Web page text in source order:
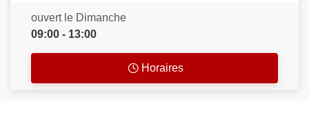
ouvert le Dimanche
09:00 - 13:00
Horaires